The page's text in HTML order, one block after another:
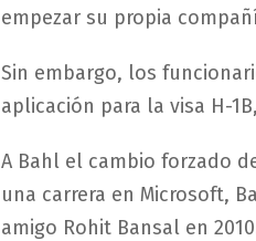
empezar su propia
Sin embargo, los
aplicación para la visa H-
A Bahl el cambio forzado
una carrera en Microsoft,
amigo Rohit Bansal en